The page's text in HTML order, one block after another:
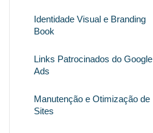
Identidade Visual e Branding
Book
Links Patrocinados do Google
Ads
Manutenção e Otimização de
Sites